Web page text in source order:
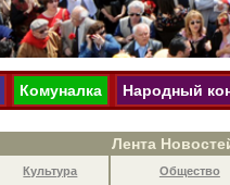
Комуналка Народный
Лента
Культура Общество